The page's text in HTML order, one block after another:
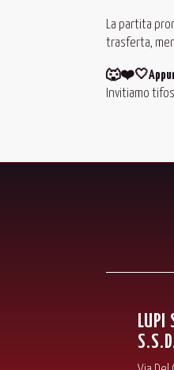
La partita
trasferta,
🐺❤️
Invitiamo
LUPI